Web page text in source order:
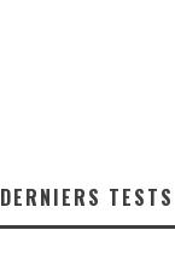
DERNIERS TESTS